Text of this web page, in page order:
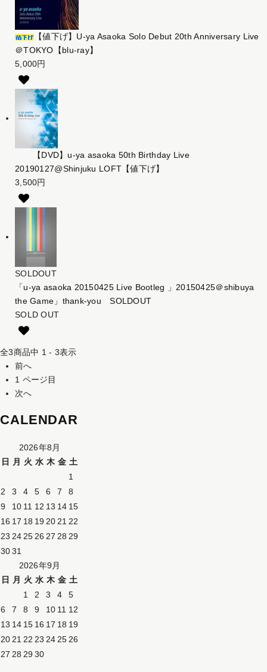
【値下げ】U-ya Asaoka Solo Debut 20th Anniversary Live
＠TOKYO【blu-ray】
5,000円
【DVD】u-ya asaoka 50th Birthday Live
20190127@Shinjuku LOFT【値下げ】
3,500円
SOLDOUT
「u-ya asaoka 20150425 Live Bootleg 」20150425＠shibuya
the Game」thank-you SOLDOUT
SOLD OUT
全3商品中 1 - 3表示
前へ
1 ページ目
次へ
CALENDAR
2026年8月
日
月 火 水 木 金 土
1
2
3 4 5 6 7
8
9
10 11 12 13 14 15
16 17 18 19202122
23 242526 27 28 29
3031
2026年9月
日
月 火 水 木 金 土
1
2 3 4
5
6
7 8 9 10 11 12
13 14 15 16 17 18 19
202122 23 242526
27 28 2930